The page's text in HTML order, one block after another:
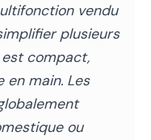
vendu
plusieurs
est compact,
main. Les
ou